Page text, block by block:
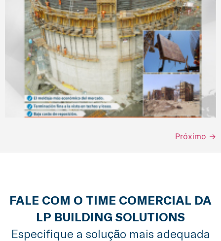
Próximo →
FALE COM O TIME COMERCIAL DA
LP BUILDING SOLUTIONS
Especifique a solução mais adequada